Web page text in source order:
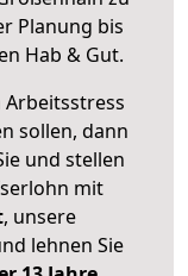
Planung bis
Hab & Gut.
sollen, dann
und stellen
mit
, unsere
lehnen Sie